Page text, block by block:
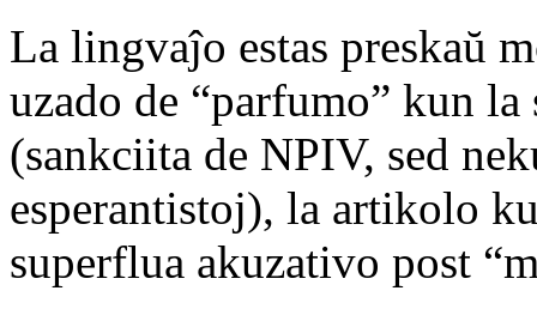
La lingvaĵo estas preskaŭ
uzado de “parfumo” kun
(sankciita de NPIV, sed
esperantistoj), la artikolo
superflua akuzativo post